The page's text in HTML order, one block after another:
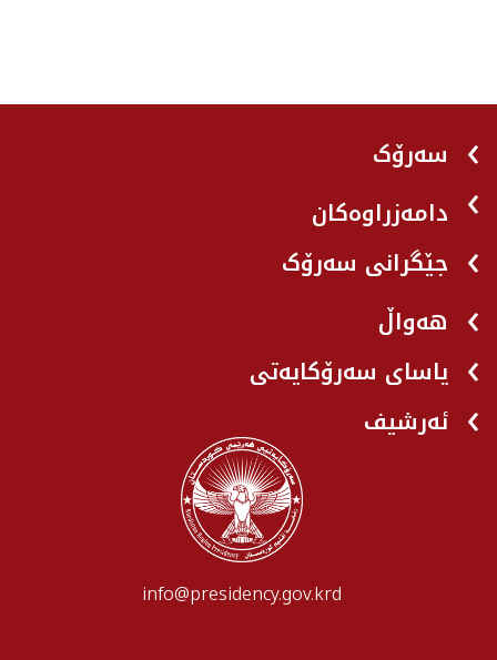
سەرۆک
دامەزراوەکان
جێگرانی سه‌رۆک
هه‌واڵ
یاسای سەرۆکایەتی
ئەرشیف
info@presidency.gov.krd